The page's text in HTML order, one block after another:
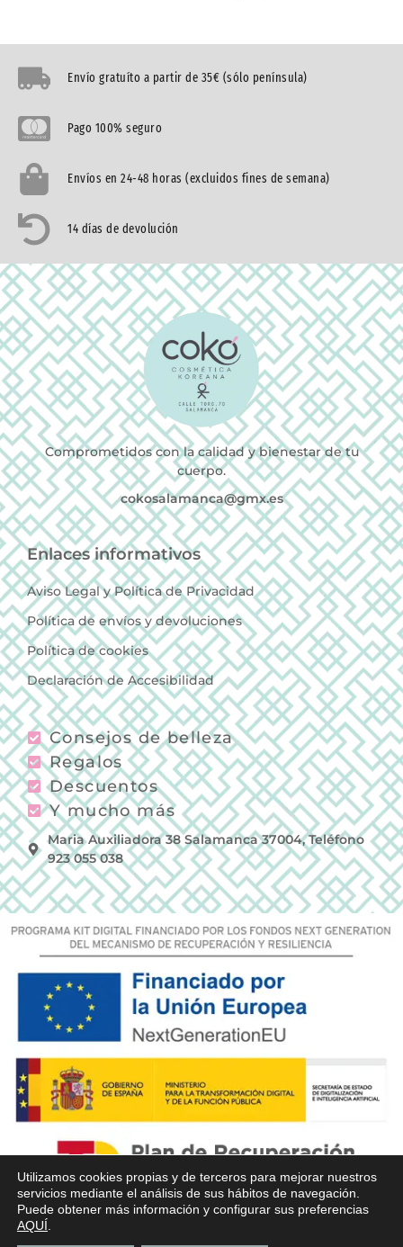
Envío gratuíto a partir de 35€ (sólo península)
Pago 100% seguro
Envíos en 24-48 horas (excluidos fines de semana)
14 días de devolución
Comprometidos con la calidad y bienestar de tu
cuerpo.
cokosalamanca@gmx.es
Enlaces informativos
Aviso Legal y Política de Privacidad
Política de envíos y devoluciones
Política de cookies
Declaración de Accesibilidad
Consejos de belleza
Regalos
Descuentos
Y mucho más
Maria Auxiliadora 38 Salamanca 37004, Teléfono
923 055 038
Utilizamos cookies propias y de terceros para mejorar nuestros
servicios mediante el análisis de sus hábitos de navegación.
Puede obtener más información y configurar sus preferencias
AQUÍ